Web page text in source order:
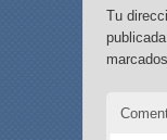
Tu
publicada.